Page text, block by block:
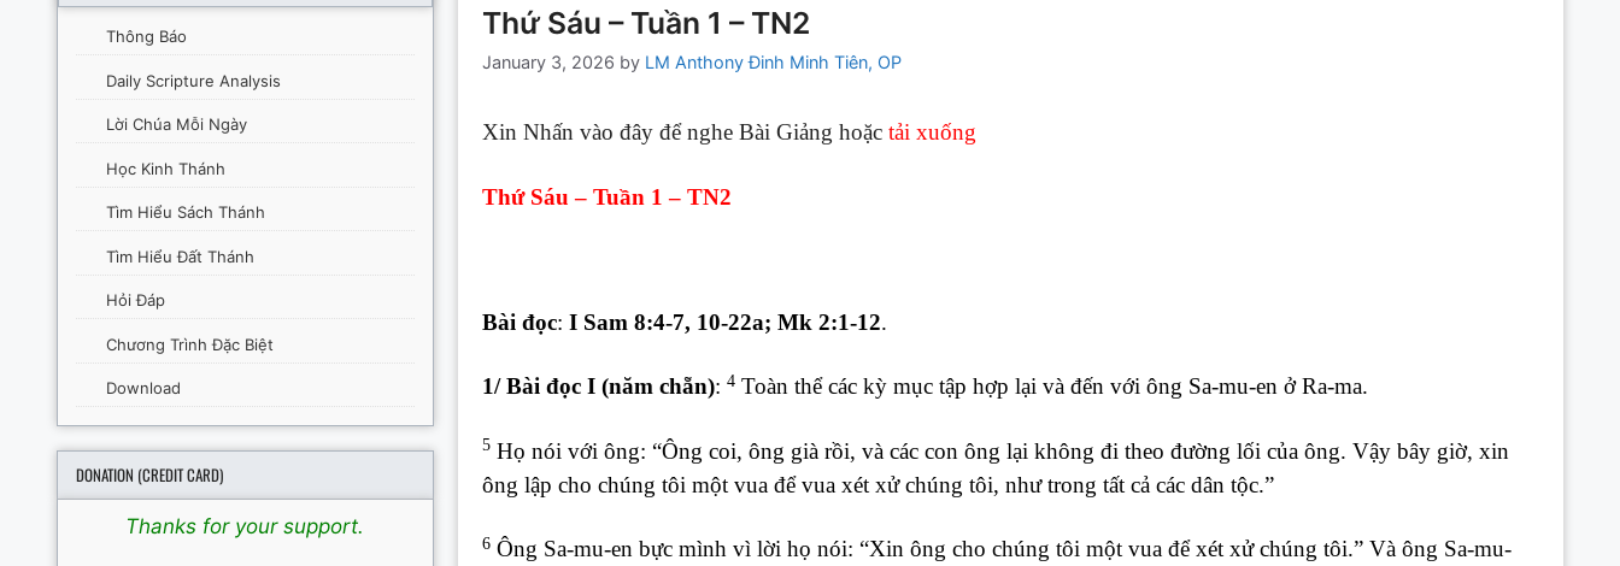
Thứ Sáu – Tuần 1 – TN2
January 3, 2026 by LM Anthony Đinh Minh Tiên, OP
Xin Nhấn vào đây để nghe Bài Giảng hoặc tải xuống
Thứ Sáu – Tuần 1 – TN2
Bài đọc: I Sam 8:4-7, 10-22a; Mk 2:1-12.
1/Bài đọc I (năm chẵn): 4Toàn thể các kỳ mục tập hợp lại và đến với ông Sa-mu-en ở Ra-ma.
5Họ nói với ông: “Ông coi, ông già rồi, và các con ông lại không đi theo đường lối của ông. Vậy bây giờ, xin
ông lập cho chúng tôi một vua để vua xét xử chúng tôi, như trong tất cả các dân tộc.”
6Ông Sa-mu-en bực mình vì lời họ nói: “Xin ông cho chúng tôi một vua để xét xử chúng tôi.” Và ông Sa-mu-
Thông Báo
Daily Scripture Analysis
Lời Chúa Mỗi Ngày
Học Kinh Thánh
Tìm Hiểu Sách Thánh
Tìm Hiểu Đất Thánh
Hỏi Đáp
Chương Trình Đặc Biệt
Download
DONATION (CREDIT CARD)
Thanks for your support.